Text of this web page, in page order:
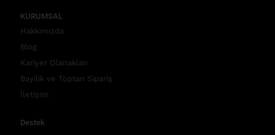
KURUMSAL
Hakkımızda
Blog
Kariyer Olanakları
Bayilik ve Toptan Sipariş
İletişim
Destek